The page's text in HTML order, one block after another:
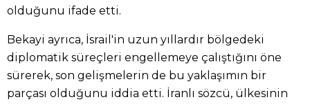
olduğunu ifade etti.
Bekayi ayrıca, İsrail'in uzun yıllardır bölgedeki
diplomatik süreçleri engellemeye çalıştığını öne
sürerek, son gelişmelerin de bu yaklaşımın bir
parçası olduğunu iddia etti. İranlı sözcü, ülkesinin